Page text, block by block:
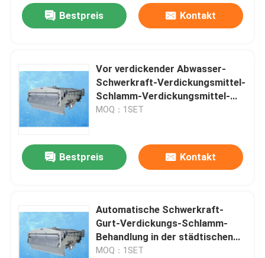
Bestpreis Kontakt
Vor verdickender Abwasser-
Schwerkraft-Verdickungsmittel-
Schlamm-Verdickungsmittel-
Behandlungs-Schlamm
MOQ：1SET
Bestpreis Kontakt
Automatische Schwerkraft-
Gurt-Verdickungs-Schlamm-
Behandlung in der städtischen
Kläranlage
MOQ：1SET